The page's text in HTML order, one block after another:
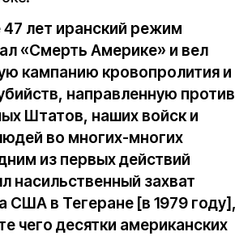
47 лет иранский режим
«Смерть Америке» и вел
кампанию кровопролития и
направленную против
Штатов, наших войск и
во многих-многих
из первых действий
насильственный захват
США в Тегеране [в 1979 году],
чего десятки американских